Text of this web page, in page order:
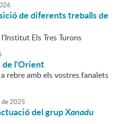
de diferents treballs de
Els Tres Turons
de l'Orient
rebre amb els vostres fanalets
de2025
del grupXanadu